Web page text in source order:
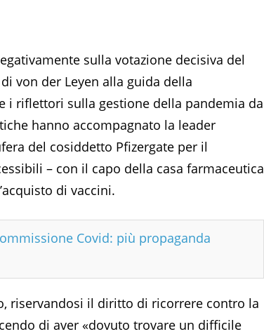
sulla votazione decisiva del
von der Leyen alla guida della
i riflettori sulla gestione della pandemia da
hanno accompagnato la leader
del cosiddetto Pfizergate per il
– con il capo della casa farmaceutica
di vaccini.
Covid: più propaganda
riservandosi il diritto di ricorrere contro la
di aver «dovuto trovare un difficile